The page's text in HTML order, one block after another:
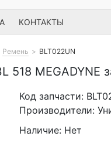
КОНТАКТЫ
Ремень BLT022UN
MEGADYNE
Код запчасти:
Производители:
Наличие: Нет